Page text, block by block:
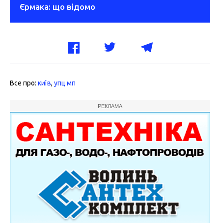
Єрмака: що відомо
Все про: київ, упц мп
РЕКЛАМА